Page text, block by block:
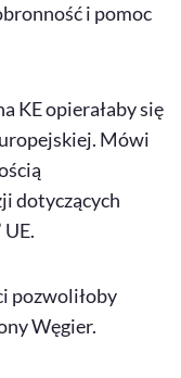
i pomoc
KE opierałaby się
Mówi
dotyczących
pozwoliłoby
Węgier.